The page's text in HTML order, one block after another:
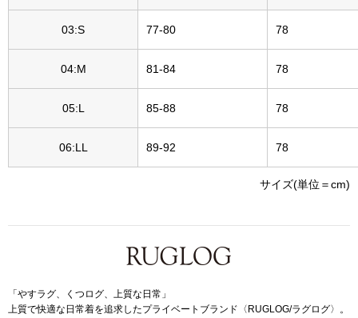
集
傘／日傘
その他
和装
03:S 77-80 78
04:M 81-84 78
05:L 85-88 78
06:LL 89-92 78
サイズ(単位＝cm)
「やすラグ、くつログ、上質な日常」
上質で快適な日常着を追求したプライベートブランド〈RUGLOG/ラグログ〉。